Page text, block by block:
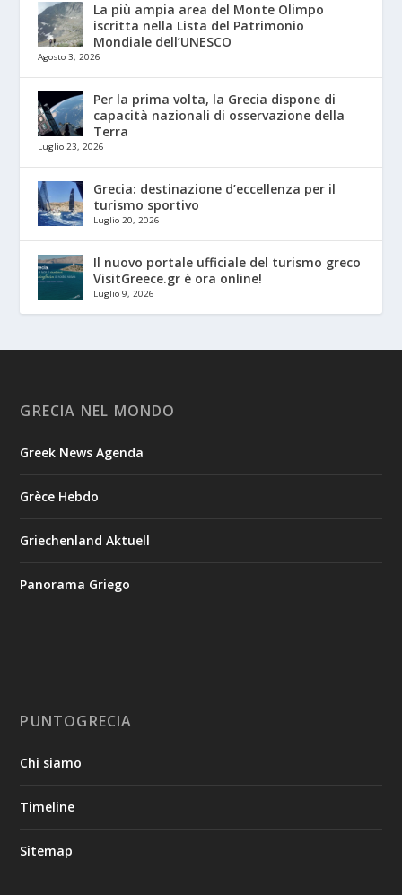
La più ampia area del Monte Olimpo
iscritta nella Lista del Patrimonio
Mondiale dell’UNESCO
Agosto 3, 2026
Per la prima volta, la Grecia dispone di
capacità nazionali di osservazione della
Terra
Luglio 23, 2026
Grecia: destinazione d’eccellenza per il
turismo sportivo
Luglio 20, 2026
Il nuovo portale ufficiale del turismo greco
VisitGreece.gr è ora online!
Luglio 9, 2026
GRECIA NEL MONDO
Greek News Agenda
Grèce Hebdo
Griechenland Aktuell
Panorama Griego
PUNTOGRECIA
Chi siamo
Timeline
Sitemap